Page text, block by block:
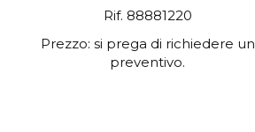
Rif. 88881220
Prezzo: si prega di richiedere un
preventivo.